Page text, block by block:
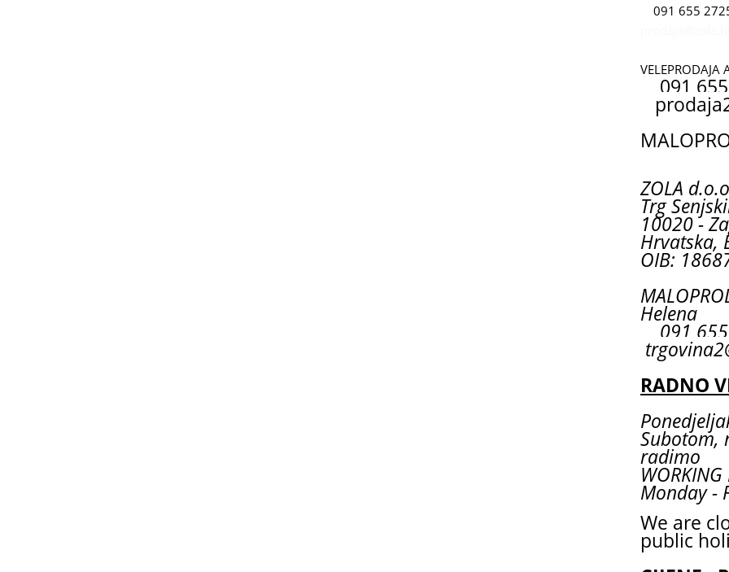
091 655
VELEPRODAJA
091
ZOLA
Trg
10020 -
Hrvatska,
OIB:
Helena
091
RADNO
Subotom,
radimo
WORKING
Monday -
We are
public